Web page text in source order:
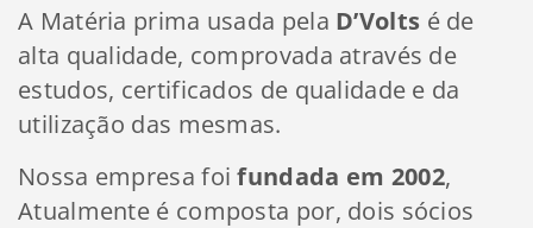
A Matéria prima usada pela D’Volts é de
alta qualidade, comprovada através de
estudos, certificados de qualidade e da
utilização das mesmas.
Nossa empresa foifundada em 2002,
Atualmente é composta por, dois sócios